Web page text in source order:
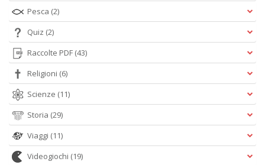
Pesca (2)
Quiz (2)
Raccolte PDF (43)
Religioni (6)
Scienze (11)
Storia (29)
Viaggi (11)
Videogiochi (19)